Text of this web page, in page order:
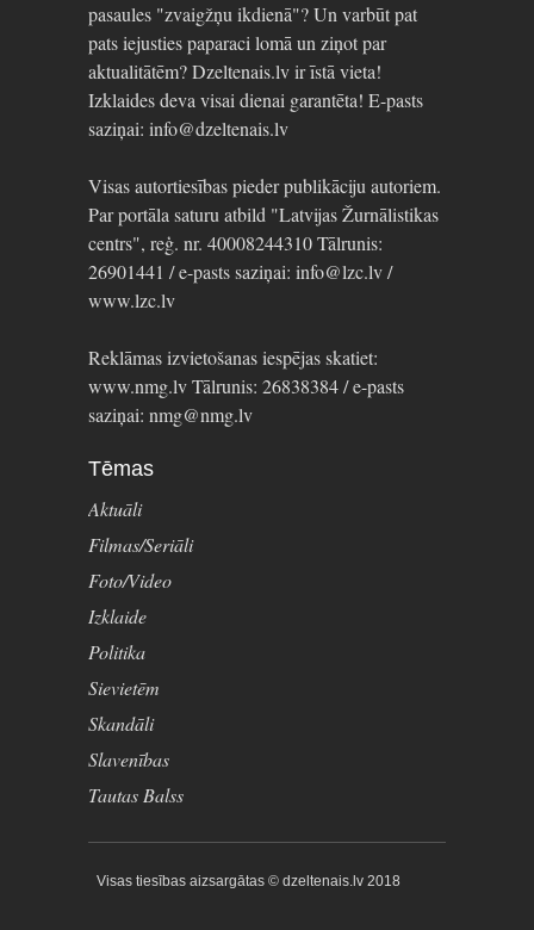
pasaules "zvaigžņu ikdienā"? Un varbūt pat
pats iejusties paparaci lomā un ziņot par
aktualitātēm? Dzeltenais.lv ir īstā vieta!
Izklaides deva visai dienai garantēta! E-pasts
saziņai: info@dzeltenais.lv
Visas autortiesības pieder publikāciju autoriem.
Par portāla saturu atbild "Latvijas Žurnālistikas
centrs", reģ. nr. 40008244310 Tālrunis:
26901441 / e-pasts saziņai: info@lzc.lv /
www.lzc.lv
Reklāmas izvietošanas iespējas skatiet:
www.nmg.lv Tālrunis: 26838384 / e-pasts
saziņai: nmg@nmg.lv
Tēmas
Aktuāli
Filmas/Seriāli
Foto/Video
Izklaide
Politika
Sievietēm
Skandāli
Slavenības
Tautas Balss
Visas tiesības aizsargātas © dzeltenais.lv 2018